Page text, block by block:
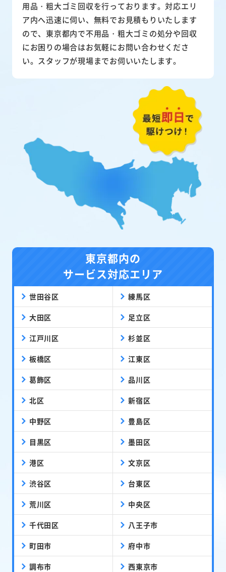
用品・粗大ゴミ回収を行っております。対応エリ
ア内へ迅速に伺い、無料でお見積もりいたします
ので、東京都内で不用品・粗大ゴミの処分や回収
にお困りの場合はお気軽にお問い合わせくださ
い。スタッフが現場までお伺いいたします。
東京都内の
サービス対応エリア
世田谷区 練馬区
大田区 足立区
江戸川区 杉並区
板橋区 江東区
葛飾区 品川区
北区 新宿区
中野区 豊島区
目黒区 墨田区
港区 文京区
渋谷区 台東区
荒川区 中央区
千代田区 八王子市
町田市 府中市
調布市 西東京市